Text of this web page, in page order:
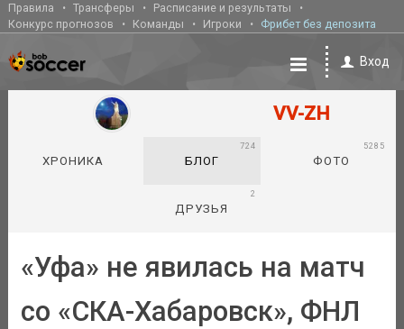
Правила Трансферы
Расписание и результаты
Конкурс прогнозов
Команды Игроки Фрибет без депозита
Вход
VV-ZH
ХРОНИКА БЛОГ
724
ФОТО
5285
ДРУЗЬЯ
2
«Уфа» не явилась на матч
со «СКА-Хабаровск», ФНЛ